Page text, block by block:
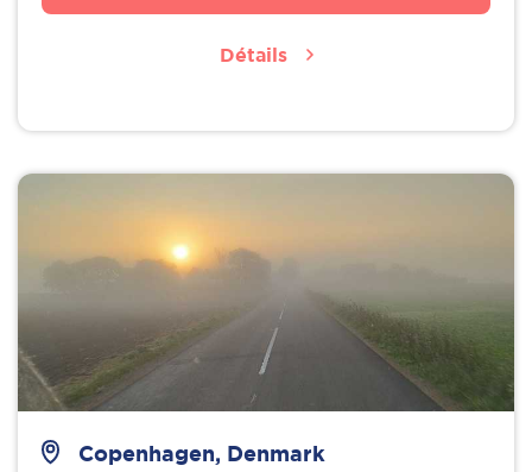
Détails
Copenhagen, Denmark